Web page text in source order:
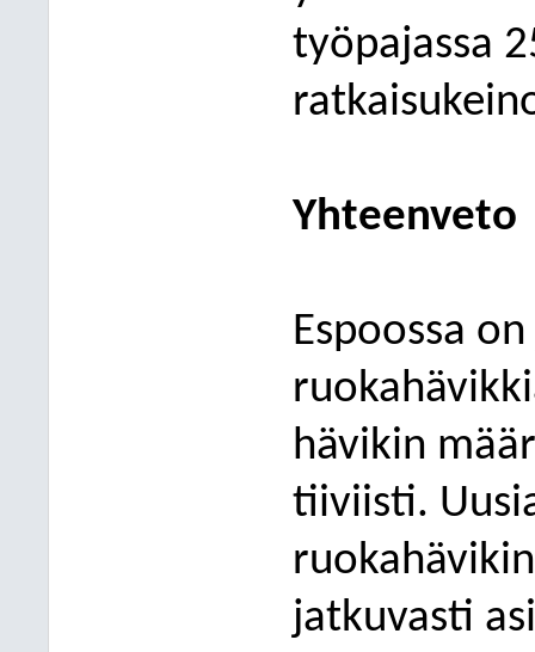
työpajassa
Yhteenveto
Espoossa
hävikin
tiiviisti.
jatkuvasti